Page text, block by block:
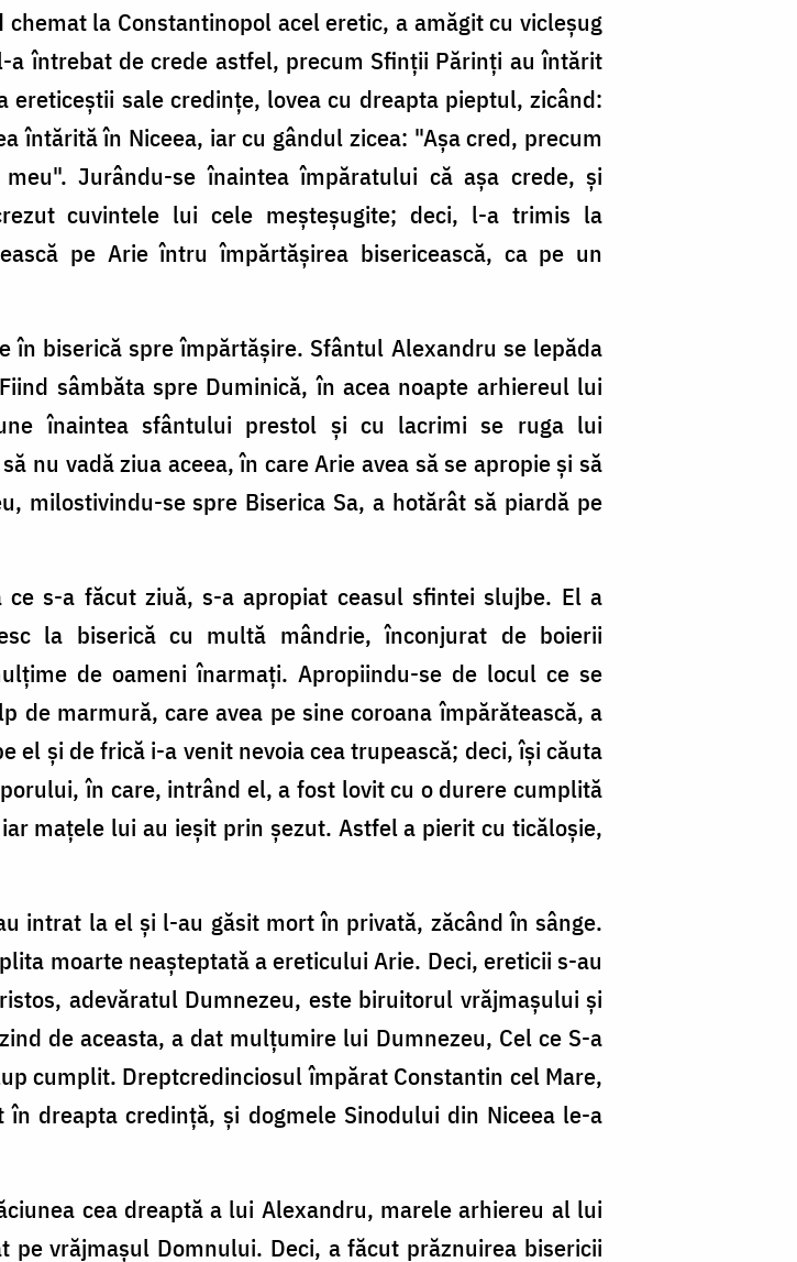
la Constantinopol acel eretic, a amăgit cu vicleşug
întrebat de crede astfel, precum Sfinţii Părinţi au întărit
sale credinţe, lovea cu dreapta pieptul, zicând:
întărită în Niceea, iar cu gândul zicea: "Aşa cred, precum
Jurându-se înaintea împăratului că aşa crede, şi
cuvintele lui cele meşteşugite; deci, l-a trimis la
pe Arie întru împărtăşirea bisericească, ca pe un
în biserică spre împărtăşire. Sfântul Alexandru se lepăda
sâmbăta spre Duminică, în acea noapte arhiereul lui
înaintea sfântului prestol şi cu lacrimi se ruga lui
nu vadă ziua aceea, în care Arie avea să se apropie şi să
milostivindu-se spre Biserica Sa, a hotărât să piardă pe
s-a făcut ziuă, s-a apropiat ceasul sfintei slujbe. El a
la biserică cu multă mândrie, înconjurat de boierii
de oameni înarmaţi. Apropiindu-se de locul ce se
de marmură, care avea pe sine coroana împărătească, a
şi de frică i-a venit nevoia cea trupească; deci, îşi căuta
în care, intrând el, a fost lovit cu o durere cumplită
maţele lui au ieşit prin şezut. Astfel a pierit cu ticăloşie,
intrat la el şi l-au găsit mort în privată, zăcând în sânge.
moarte neaşteptată a ereticului Arie. Deci, ereticii s-au
adevăratul Dumnezeu, este biruitorul vrăjmaşului şi
de aceasta, a dat mulţumire lui Dumnezeu, Cel ce S-a
cumplit. Dreptcredinciosul împărat Constantin cel Mare,
dreapta credinţă, şi dogmele Sinodului din Niceea le-a
cea dreaptă a lui Alexandru, marele arhiereu al lui
pe vrăjmaşul Domnului. Deci, a făcut prăznuirea bisericii